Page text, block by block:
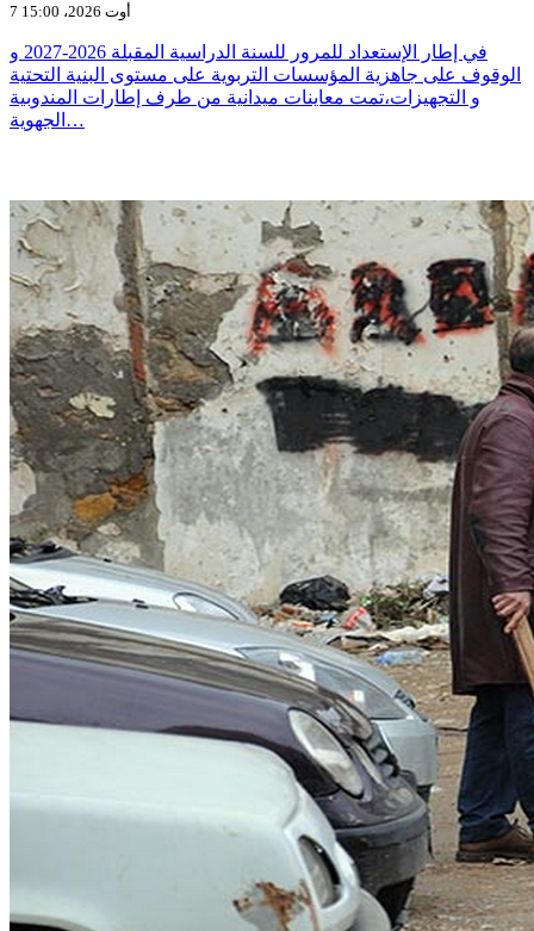
7 أوت 2026، 15:00
في إطار الإستعداد للمرور للسنة الدراسية المقبلة 2026-2027 و
الوقوف على جاهزية المؤسسات التربوية على مستوى البنية التحتية
و التجهيزات،تمت معاينات ميدانية من طرف إطارات المندوبية
الجهوية…